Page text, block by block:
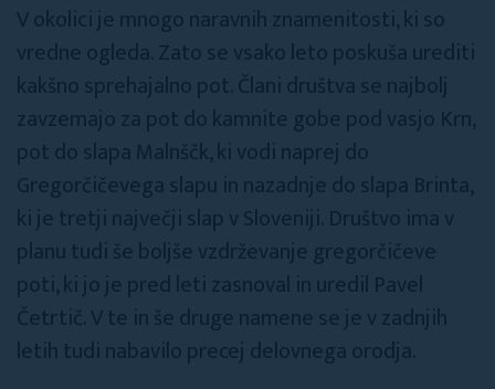
V okolici je mnogo naravnih znamenitosti, ki so
vredne ogleda. Zato se vsako leto poskuša urediti
kakšno sprehajalno pot. Člani društva se najbolj
zavzemajo za pot do kamnite gobe pod vasjo Krn,
pot do slapa Malnščk, ki vodi naprej do
Gregorčičevega slapu in nazadnje do slapa Brinta,
ki je tretji največji slap v Sloveniji. Društvo ima v
planu tudi še boljše vzdrževanje gregorčičeve
poti, ki jo je pred leti zasnoval in uredil Pavel
Četrtič. V te in še druge namene se je v zadnjih
letih tudi nabavilo precej delovnega orodja.